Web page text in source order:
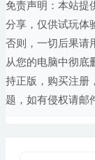
免责声明：本站提
分享，仅供试玩体
否则，一切后果请
从您的电脑中彻底
持正版，购买注册
题，如有侵权请邮